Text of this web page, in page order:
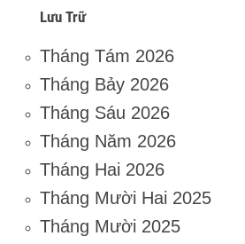
Lưu Trữ
Tháng Tám 2026
Tháng Bảy 2026
Tháng Sáu 2026
Tháng Năm 2026
Tháng Hai 2026
Tháng Mười Hai 2025
Tháng Mười 2025